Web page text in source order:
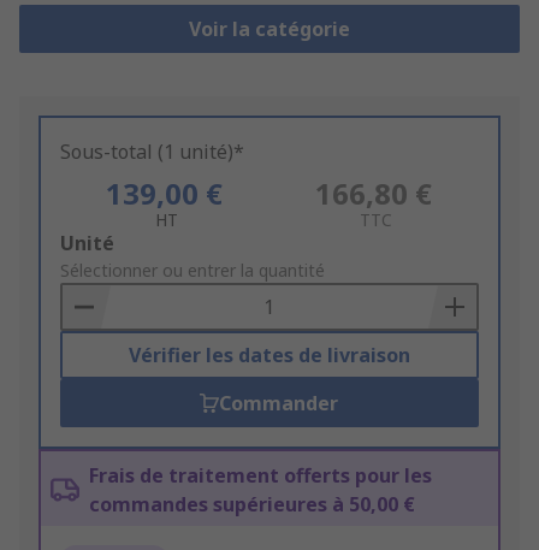
Voir la catégorie
Sous-total (1 unité)*
139,00 €
HT
166,80 €
TTC
Add
to
Basket
Unité
Sélectionner ou entrer la quantité
Vérifier les dates de livraison
Commander
Frais de traitement offerts pour les
commandes supérieures à 50,00 €